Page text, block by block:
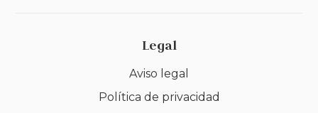
Legal
Aviso legal
Política de privacidad